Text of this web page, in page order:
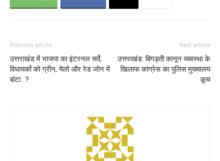
Previous article
उत्तराखंड में भाजपा का इंटरनल सर्वे,
विधायकों को ग्रीन, येलो और रेड जोन में
बांटा…?
Next article
उत्तराखंड: बिगड़ती कानून व्यवस्था के
खिलाफ कांग्रेस का पुलिस मुख्यालय
कूच